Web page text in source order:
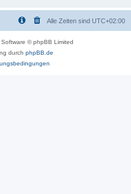
Alle Zeiten sind UTC+02:00
© phpBB Limited
durch phpBB.de